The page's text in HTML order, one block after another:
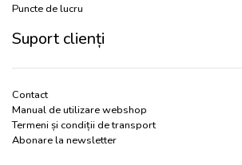
Puncte de lucru
Suport clienți
Contact
Manual de utilizare webshop
Termeni și condiții de transport
Abonare la newsletter